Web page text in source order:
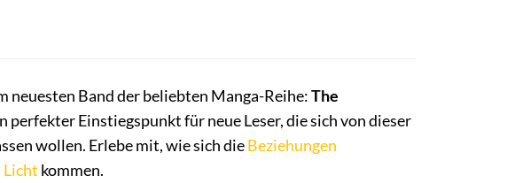
neuesten Band der beliebten Manga-Reihe:The
perfekter Einstiegspunkt für neue Leser, die sich von dieser
wollen. Erlebe mit, wie sich dieBeziehungen
Licht kommen.